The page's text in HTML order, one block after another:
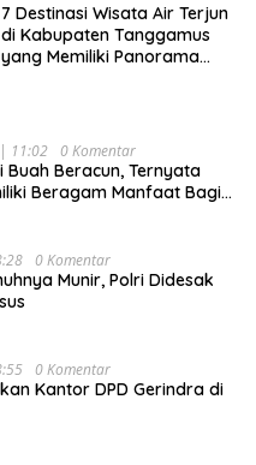
7 Destinasi Wisata Air Terjun
di Kabupaten Tanggamus
yang Memiliki Panorama
11:02 0 Komentar
Buah Beracun, Ternyata
Beragam Manfaat Bagi
0 Komentar
Munir, Polri Didesak
0 Komentar
Kantor DPD Gerindra di